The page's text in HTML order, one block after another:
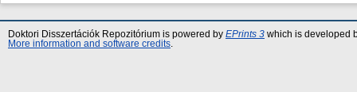
Doktori Disszertációk Repozitórium is powered by EPrints 3 which is developed
More information and software credits